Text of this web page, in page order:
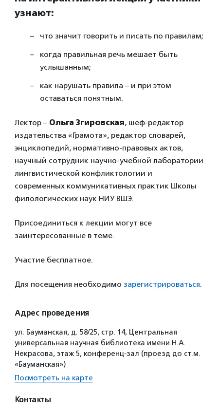
узнают:
что значит говорить и писать по правилам;
когда правильная речь мешает быть
услышанным;
как нарушать правила – и при этом
оставаться понятным.
Лектор – Ольга Згировская, шеф-редактор
издательства «Грамота», редактор словарей,
энциклопедий, нормативно-правовых актов,
научный сотрудник научно-учебной лаборатории
лингвистической конфликтологии и
современных коммуникативных практик Школы
филологических наук НИУ ВШЭ.
Присоединиться к лекции могут все
заинтересованные в теме.
Участие бесплатное.
Для посещения необходимо зарегистрироваться.
Адрес проведения
ул. Бауманская, д. 58/25, стр. 14, Центральная
универсальная научная библиотека имени Н.А.
Некрасова, этаж 5, конференц-зал (проезд до ст.м.
«Бауманская»)
Посмотреть на карте
Контакты